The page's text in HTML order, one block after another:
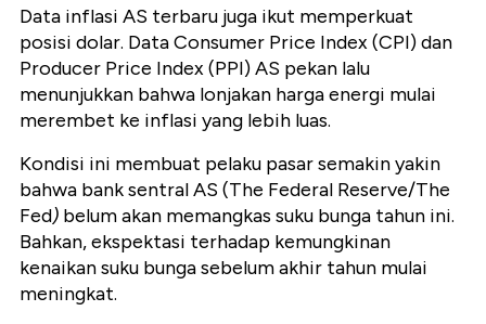
Data inflasi AS terbaru juga ikut memperkuat
posisi dolar. Data Consumer Price Index (CPI) dan
Producer Price Index (PPI) AS pekan lalu
menunjukkan bahwa lonjakan harga energi mulai
merembet ke inflasi yang lebih luas.
Kondisi ini membuat pelaku pasar semakin yakin
bahwa bank sentral AS (The Federal Reserve/The
Fed) belum akan memangkas suku bunga tahun ini.
Bahkan, ekspektasi terhadap kemungkinan
kenaikan suku bunga sebelum akhir tahun mulai
meningkat.